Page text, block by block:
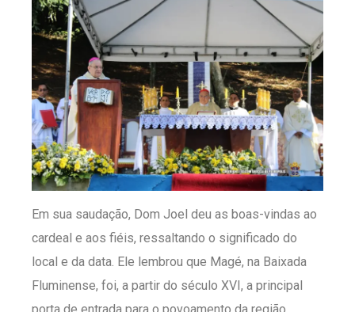
Em sua saudação, Dom Joel deu as boas-vindas ao
cardeal e aos fiéis, ressaltando o significado do
local e da data. Ele lembrou que Magé, na Baixada
Fluminense, foi, a partir do século XVI, a principal